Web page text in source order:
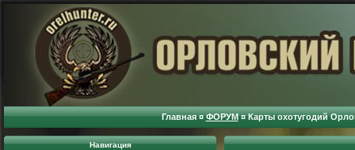
Главная ¤ ФОРУМ ¤ Карты охотугодий
Навигация